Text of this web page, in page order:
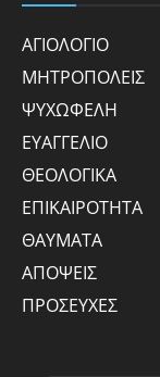
ΑΓΙΟΛΟΓΙΟ
ΜΗΤΡΟΠΟΛΕΙΣ
ΨΥΧΩΦΕΛΗ
ΕΥΑΓΓΕΛΙΟ
ΘΕΟΛΟΓΙΚΑ
ΕΠΙΚΑΙΡΟΤΗΤΑ
ΘΑΥΜΑΤΑ
ΑΠΟΨΕΙΣ
ΠΡΟΣΕΥΧΕΣ